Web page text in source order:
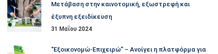
Μετάβαση στην καινοτομική, εξωστρεφή και
έξυπνη εξειδίκευση
31 Μαΐου 2024
“Εξοικονομώ-Επιχειρώ” – Ανοίγει η πλατφόρμα για